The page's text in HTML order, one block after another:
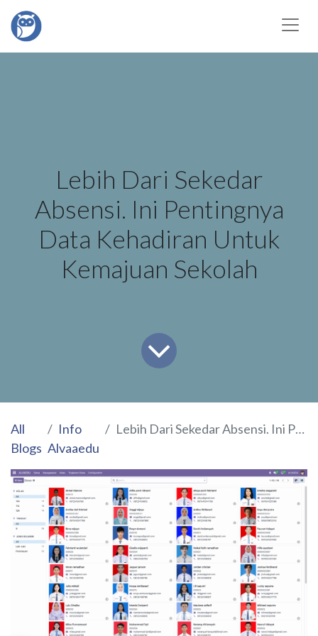
Lebih Dari Sekedar
Absensi. Ini Pentingnya
Data Kehadiran Untuk
Kemajuan Sekolah
All
Blogs
Info
Alvaaedu
Lebih Dari Sekedar Absensi. Ini Pentingnya Data Kehadiran Untuk Kemajuan Sekolah